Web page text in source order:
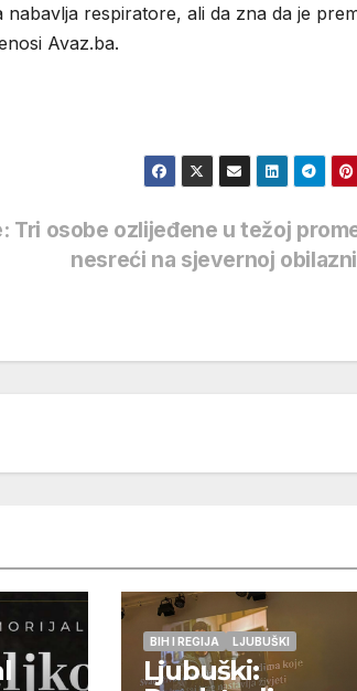
respiratore, ali da zna da je
Avaz.ba.
Tri osobe ozlijeđene u težoj
nesreći na sjevernoj
BIH I REGIJA LJUBUŠKI
Ljubuški: